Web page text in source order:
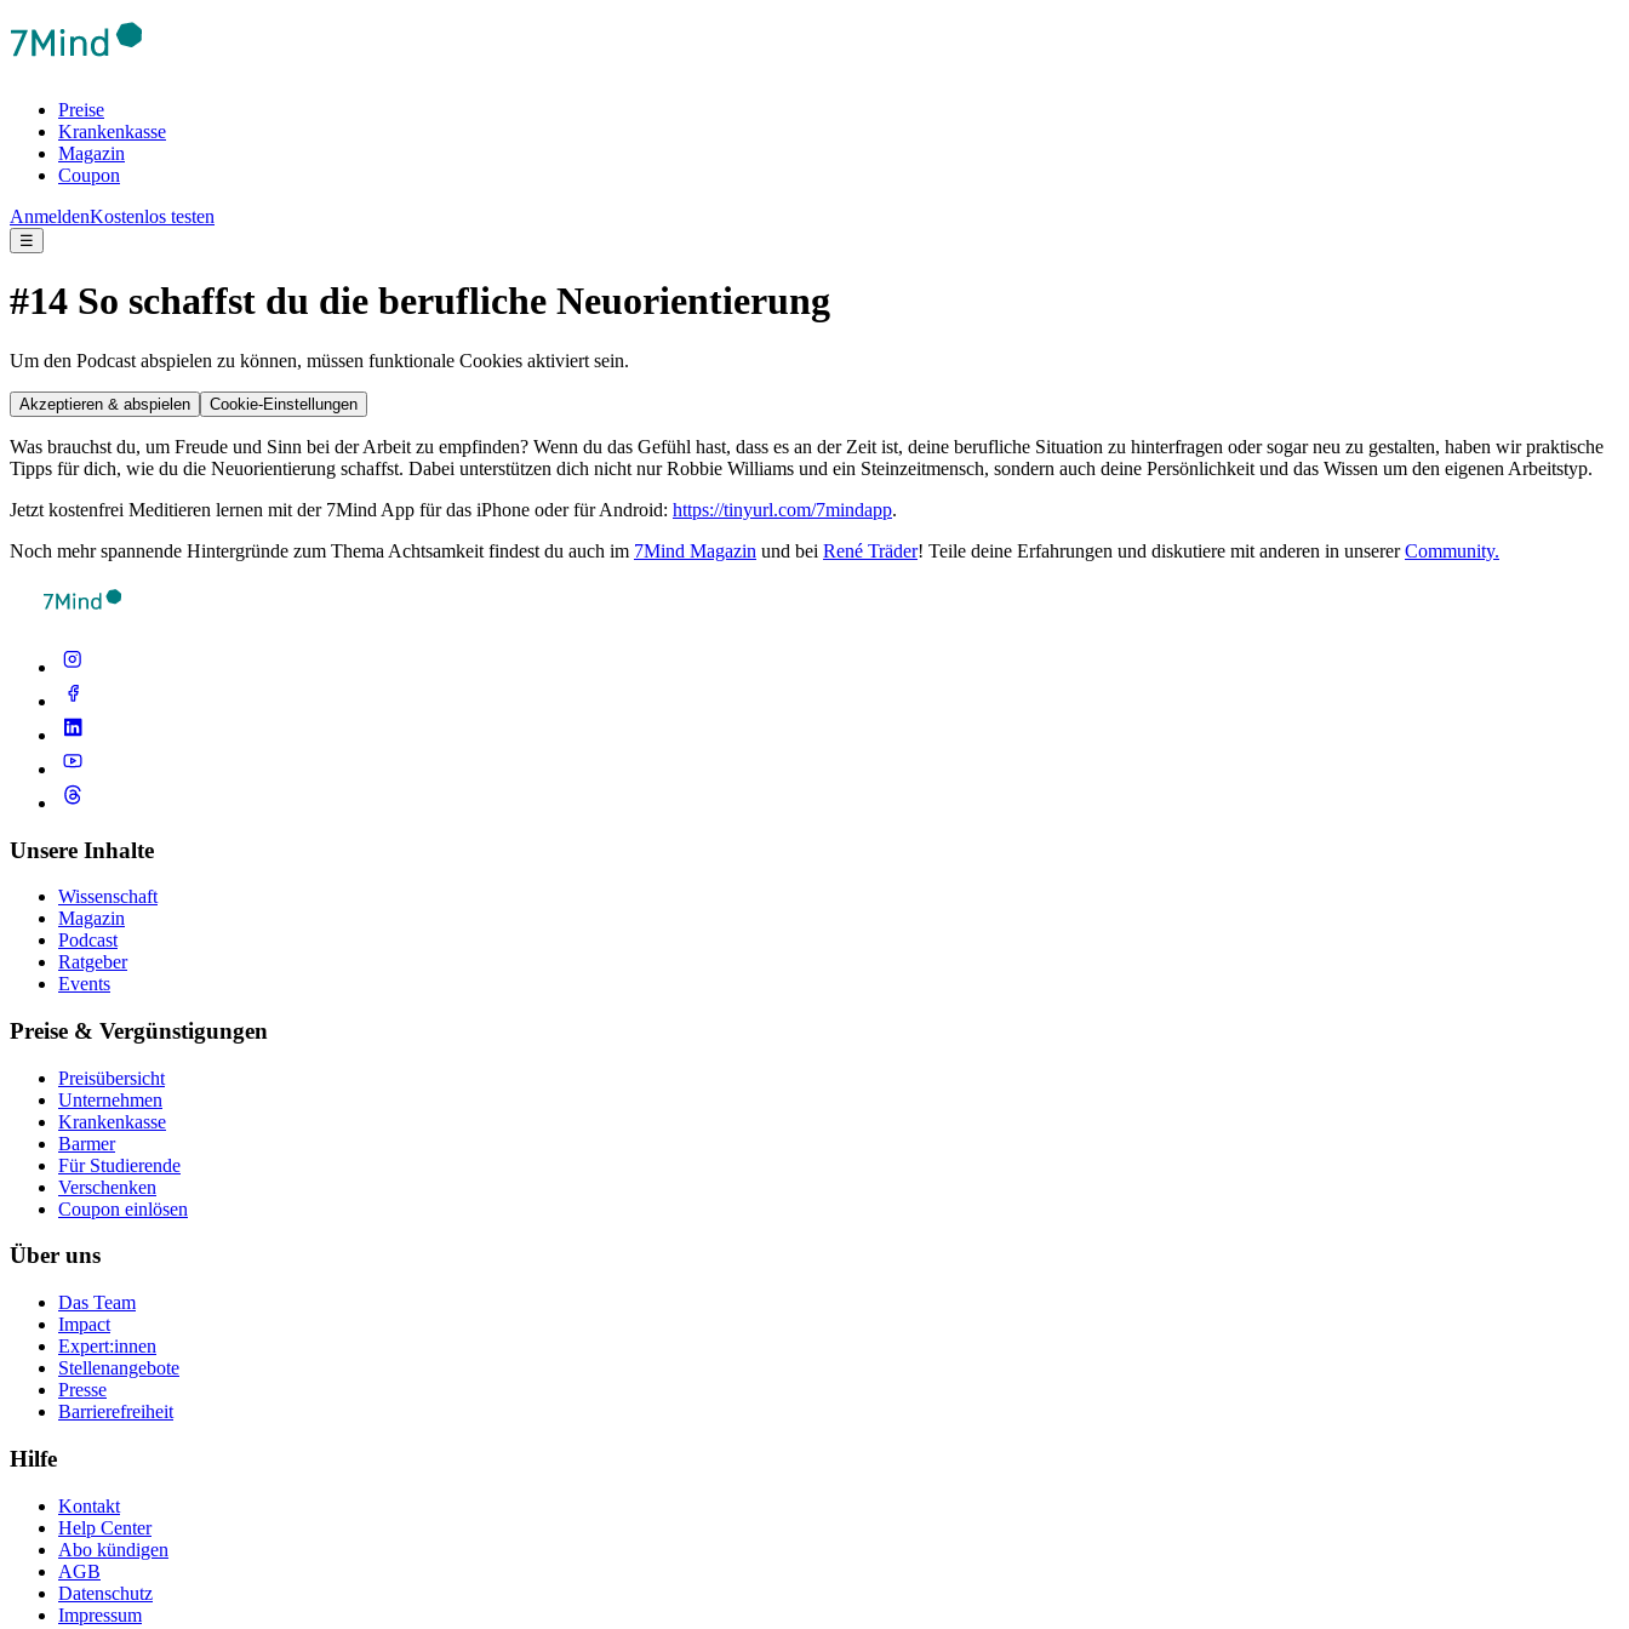
Preise
Krankenkasse
Magazin
Coupon
AnmeldenKostenlos testen
☰
#14 So schaffst du die berufliche Neuorientierung
Um den Podcast abspielen zu können, müssen funktionale Cookies aktiviert sein.
Akzeptieren & abspielen Cookie-Einstellungen
Was brauchst du, um Freude und Sinn bei der Arbeit zu empfinden? Wenn du das Gefühl hast, dass es an der Zeit ist, deine berufliche Situation zu hinterfragen oder sogar neu zu gestalten, haben wir praktische
Tipps für dich, wie du die Neuorientierung schaffst. Dabei unterstützen dich nicht nur Robbie Williams und ein Steinzeitmensch, sondern auch deine Persönlichkeit und das Wissen um den eigenen Arbeitstyp.
Jetzt kostenfrei Meditieren lernen mit der 7Mind App für das iPhone oder für Android: https://tinyurl.com/7mindapp.
Noch mehr spannende Hintergründe zum Thema Achtsamkeit findest du auch im 7Mind Magazin und bei René Träder! Teile deine Erfahrungen und diskutiere mit anderen in unsererCommunity.
Unsere Inhalte
Wissenschaft
Magazin
Podcast
Ratgeber
Events
Preise & Vergünstigungen
Preisübersicht
Unternehmen
Krankenkasse
Barmer
Für Studierende
Ver­schen­ken
Coupon einlösen
Über uns
Das Team
Impact
Expert:innen
Stellenangebote
Presse
Barrierefreiheit
Hilfe
Kontakt
Help Center
Abo kündigen
AGB
Datenschutz
Impressum